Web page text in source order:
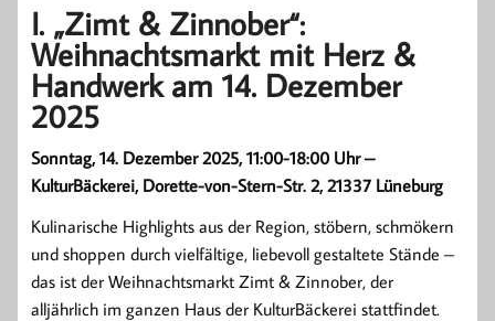
I. „Zimt & Zinnober“:
Weihnachtsmarkt mit Herz &
Handwerk am 14. Dezember
2025
Sonntag, 14. Dezember 2025, 11:00-18:00 Uhr –
KulturBäckerei, Dorette-von-Stern-Str. 2, 21337 Lüneburg
Kulinarische Highlights aus der Region, stöbern, schmökern
und shoppen durch vielfältige, liebevoll gestaltete Stände –
das ist der Weihnachtsmarkt Zimt & Zinnober, der
alljährlich im ganzen Haus der KulturBäckerei stattfindet.